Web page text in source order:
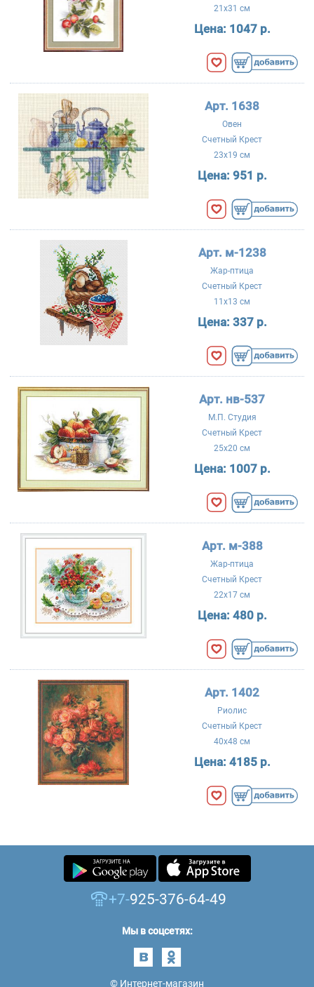
21x31 см
Цена: 1047 р.
Арт. 1638
Овен
Счетный Крест
23x19 см
Цена: 951 р.
Арт. м-1238
Жар-птица
Счетный Крест
11x13 см
Цена: 337 р.
Арт. нв-537
М.П. Студия
Счетный Крест
25x20 см
Цена: 1007 р.
Арт. м-388
Жар-птица
Счетный Крест
22x17 см
Цена: 480 р.
Арт. 1402
Риолис
Счетный Крест
40x48 см
Цена: 4185 р.
+7-925-376-64-49
Мы в соцсетях:
© Интернет-магазин